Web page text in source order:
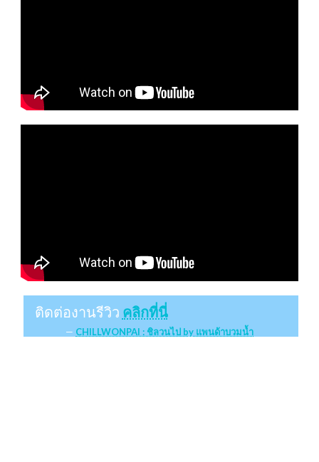
ติดต่องานรีวิว คลิกที่นี่
CHILLWONPAI : ชิลวนไป by แพนด้าบวมน้ำ